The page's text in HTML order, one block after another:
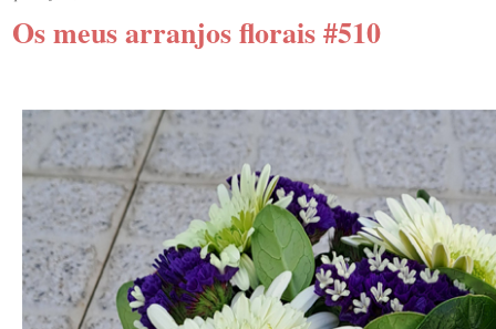
Os meus arranjos florais #510